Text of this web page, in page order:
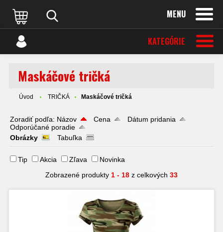
MENU
KATEGÓRIE
Maskáčové tričká
Úvod TRIČKÁ Maskáčové tričká
Zoradiť podľa: Názov Cena
Dátum pridania
Odporúčané poradie
Obrázky
Tabuľka
Tip Akcia Zľava
Novinka
Zobrazené produkty 1 - 18 z celkových 33